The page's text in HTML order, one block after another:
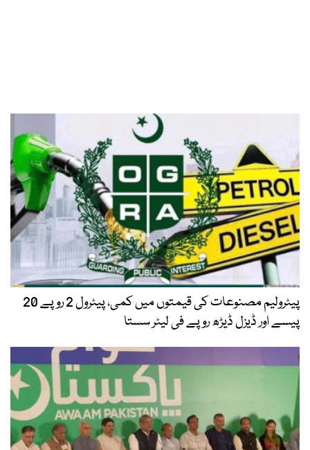
پیٹرولیم مصنوعات کی قیمتوں میں کمی، پیٹرول 2 روپے 20
پیسے اور ڈیزل ڈیڑھ روپے فی لیٹر سستا